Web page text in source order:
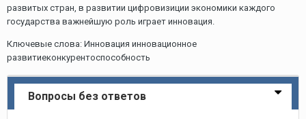
развитых стран, в развитии цифровизиции экономики каждого
государства важнейшую роль играет инновация.
Ключевые слова: Инновация инновационное
развитиеконкурентоспособность
Вопросы без ответов